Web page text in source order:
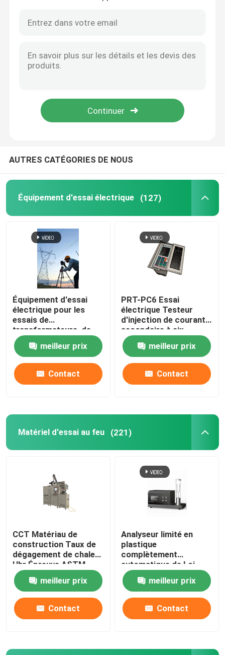
Équipement d'essai d'huile
Huile réutilisant la machine
Équipement d'essai des transformateurs
équipement d'essai de câble
Caméra d'inspection de forage
AUTRES CATÉGORIES DE NOUS
Équipement d'essai électrique (127)
Équipement d'essai
électrique pour les
essais de
transformateurs, de
commutateurs, de
relais et de câbles
meilleur prix
Contact
PRT-PC6 Essai
électrique Testeur
d'injection de courant
secondaire à six
phases
meilleur prix
Contact
Matériel d'essai au feu (221)
CCT Matériau de
construction Taux de
dégagement de chaleur
Hhr Épreuve ASTM
E1354 ISO5660
Calorimètre à cône
meilleur prix
Contact
Analyseur limité en
plastique
complètement
automatique de Loi
d'index de l'oxygène
ISO4589-2 d'ASTM D
2863
meilleur prix
Contact